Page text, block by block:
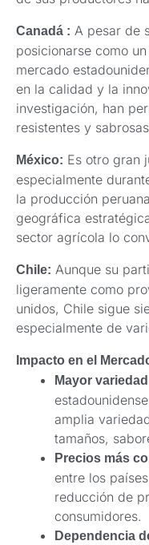
Canadá : A pesar de
posicionarse como
mercado
en la calidad y la
investigación, han
resistentes y
México: Es otro gran
especialmente
la producción
geográfica
sector agrícola lo
Chile: Aunque su
ligeramente como
unidos, Chile sigue
especialmente de
Impacto en el
Mayor
amplia
tamaños,
Precios más
entre los
reducción de
consumidores.
Dependencia